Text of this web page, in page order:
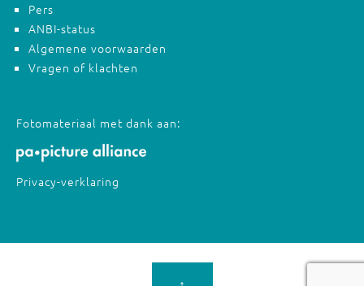
Pers
ANBI-status
Algemene voorwaarden
Vragen of klachten
Fotomateriaal met dank aan:
Privacy-verklaring